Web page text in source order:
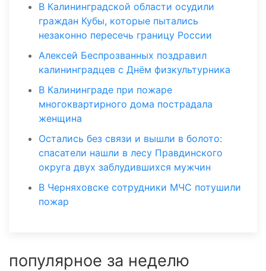
В Калининградской области осудили
граждан Кубы, которые пытались
незаконно пересечь границу России
Алексей Беспрозванных поздравил
калининградцев с Днём физкультурника
В Калининграде при пожаре
многоквартирного дома пострадала
женщина
Остались без связи и вышли в болото:
спасатели нашли в лесу Правдинского
округа двух заблудившихся мужчин
В Черняховске сотрудники МЧС потушили
пожар
популярное за неделю